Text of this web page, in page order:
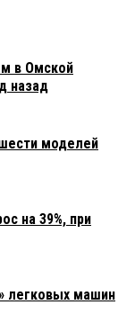
в Омской
назад
моделей
на 39%, при
легковых машин